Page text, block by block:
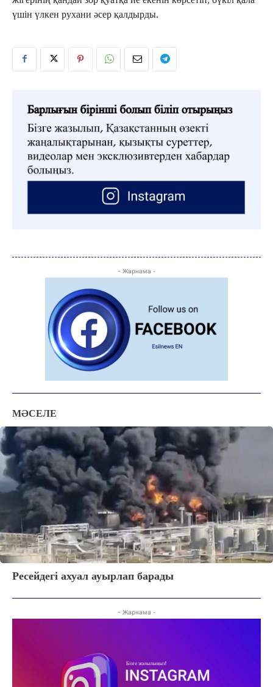
ЖАҢАЛЫҚТАР
ОҚИҒА
КӨЗҚАРАС
ҚҰҚЫҚ
ФОТО ДӘЙЕК
Kokshetau
Жоба туралы Байланыс
үшін үлкен рухани әсер қалдырды.
- Жарнама -
МӘСЕЛЕ
Ресейдегі ахуал ауырлап барады
- Жарнама -